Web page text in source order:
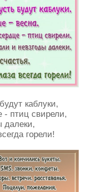
каблуки,
- птиц свирели,
далеки,
горели!